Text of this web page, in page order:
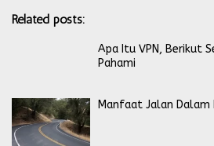
Related posts:
Apa Itu VPN, Berikut
Pahami
Manfaat Jalan Dalam